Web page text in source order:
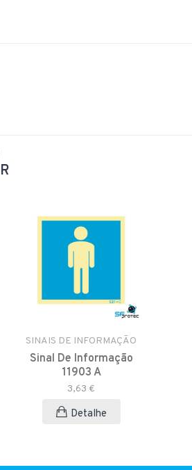
SINAIS DE INFORMAÇÃO
Sinal De Informação
11903 A
3,63 €
Detalhe